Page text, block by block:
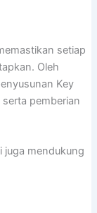
setiap
Oleh
Key
pemberian
juga mendukung